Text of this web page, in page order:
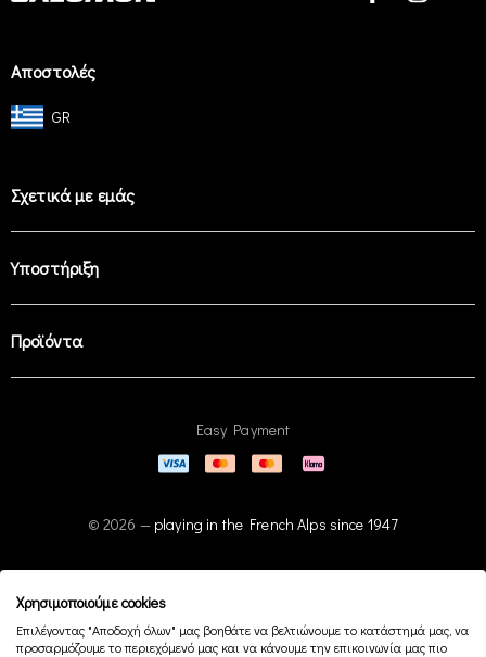
Αποστολές
GR
Σχετικά με εμάς
Υποστήριξη
Προϊόντα
Easy Payment
© 2026 — playing in the French Alps since 1947
Χρησιμοποιούμε cookies
Επιλέγοντας "Αποδοχή όλων" μας βοηθάτε να βελτιώνουμε το κατάστημά μας, να
προσαρμόζουμε το περιεχόμενό μας και να κάνουμε την επικοινωνία μας πιο